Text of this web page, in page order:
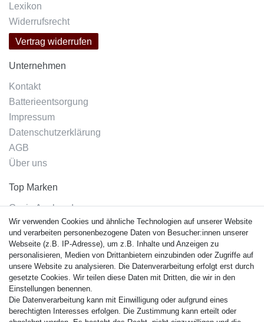
Lexikon
Widerrufsrecht
Vertrag widerrufen
Unternehmen
Kontakt
Batterieentsorgung
Impressum
Datenschutzerklärung
AGB
Über uns
Top Marken
Casio Armband
Festina Armband
Citizen Armband
M. Lacroix Armband
J. Lemans Armband
Uhrenarmbänder - Alle
Sicherheit
Wir verwenden Cookies und ähnliche Technologien auf unserer Website
und verarbeiten personenbezogene Daten von Besucher:innen unserer
Webseite (z.B. IP-Adresse), um z.B. Inhalte und Anzeigen zu
personalisieren, Medien von Drittanbietern einzubinden oder Zugriffe auf
unsere Website zu analysieren. Die Datenverarbeitung erfolgt erst durch
gesetzte Cookies. Wir teilen diese Daten mit Dritten, die wir in den
Einstellungen benennen.
Die Datenverarbeitung kann mit Einwilligung oder aufgrund eines
berechtigten Interesses erfolgen. Die Zustimmung kann erteilt oder